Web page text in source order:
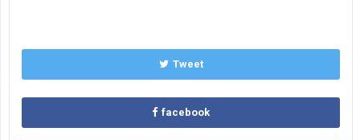
Tweet
facebook